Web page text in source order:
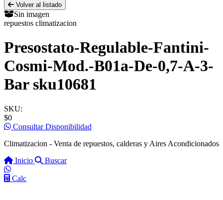
Volver al listado
Sin imagen
repuestos climatizacion
Presostato-Regulable-Fantini-
Cosmi-Mod.-B01a-De-0,7-A-3-
Bar sku10681
SKU:
$0
Consultar Disponibilidad
Climatizacion - Venta de repuestos, calderas y Aires Acondicionados
Inicio
Buscar
Calc